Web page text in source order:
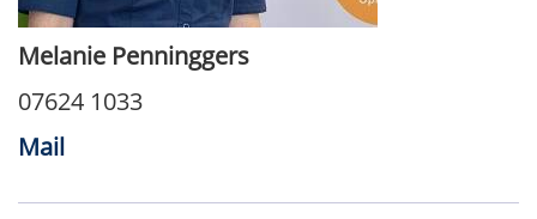
Melanie Penninggers
07624 1033
Mail